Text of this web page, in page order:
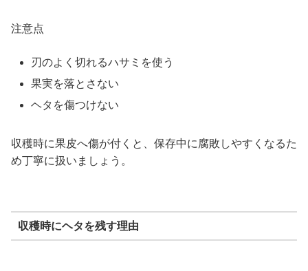
注意点
刃のよく切れるハサミを使う
果実を落とさない
ヘタを傷つけない
収穫時に果皮へ傷が付くと、保存中に腐敗しやすくなるた
め丁寧に扱いましょう。
収穫時にヘタを残す理由